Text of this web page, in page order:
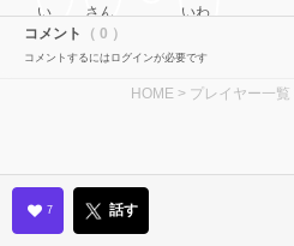
コメント （ 0 ）
コメントするにはログインが必要です
HOME > プレイヤー一覧
7 話す